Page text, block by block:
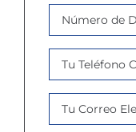
Número
de
Documento
*
Celular
*
Email
*